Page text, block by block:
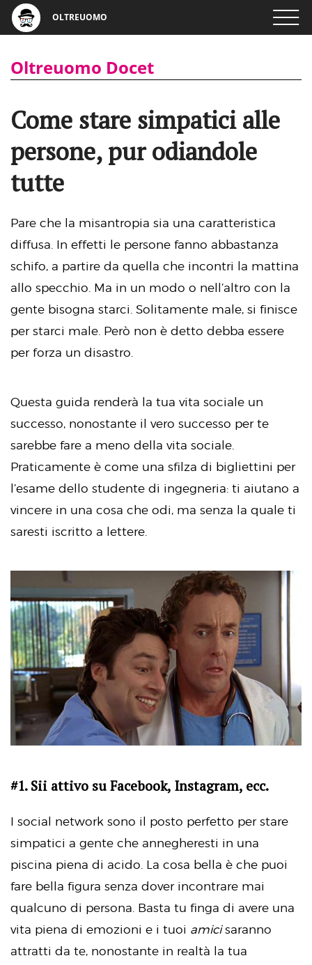
OLTREUOMO
Oltreuomo Docet
Come stare simpatici alle
persone, pur odiandole
tutte
Pare che la misantropia sia una caratteristica
diffusa. In effetti le persone fanno abbastanza
schifo, a partire da quella che incontri la mattina
allo specchio. Ma in un modo o nell’altro con la
gente bisogna starci. Solitamente male, si finisce
per starci male. Però non è detto debba essere
per forza un disastro.
Questa guida renderà la tua vita sociale un
successo, nonostante il vero successo per te
sarebbe fare a meno della vita sociale.
Praticamente è come una sfilza di bigliettini per
l’esame dello studente di ingegneria: ti aiutano a
vincere in una cosa che odi, ma senza la quale ti
saresti iscritto a lettere.
#1. Sii attivo su Facebook, Instagram, ecc.
I social network sono il posto perfetto per stare
simpatici a gente che annegheresti in una
piscina piena di acido. La cosa bella è che puoi
fare bella figura senza dover incontrare mai
qualcuno di persona. Basta tu finga di avere una
vita piena di emozioni e i tuoi amicisaranno
attratti da te, nonostante in realtà la tua